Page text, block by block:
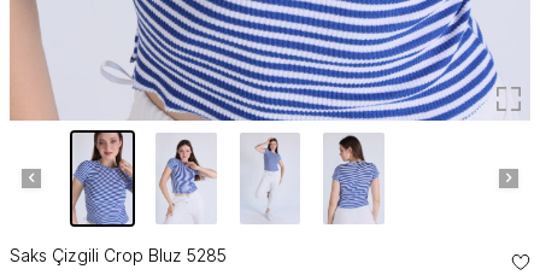
Saks Çizgili Crop Bluz 5285